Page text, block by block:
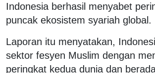
Indonesia berhasil menyabet
puncak ekosistem syariah global.
Laporan itu menyatakan,
sektor fesyen Muslim dengan
peringkat kedua dunia dan